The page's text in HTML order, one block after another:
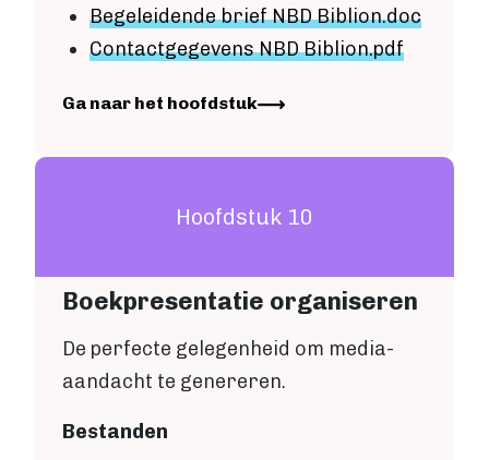
Begeleidende brief NBD Biblion.doc
Contactgegevens NBD Biblion.pdf
Image
Ga naar het hoofdstuk
Hoofdstuk 10
Boekpresentatie organiseren
De perfecte gelegenheid om media-
aandacht te genereren.
Bestanden